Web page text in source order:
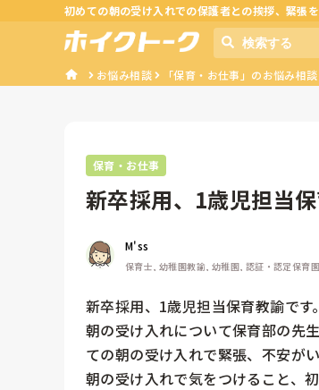
初めての朝の受け入れでの保護者との挨拶、緊張
お悩み相談 「保育・お仕事」のお悩み相談
保育・お仕事
新卒採用、1歳児担当
M'ss
保育士, 幼稚園教諭, 幼稚園, 認証・認定保育園
新卒採用、1歳児担当保育教諭です
朝の受け入れについて保育部の先
ての朝の受け入れで緊張、不安がい
朝の受け入れで気をつけること、